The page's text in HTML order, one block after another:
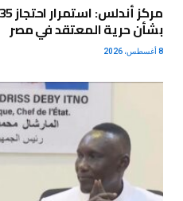
بشأن حرية المعتقد في مصر
8 أغسطس، 2026